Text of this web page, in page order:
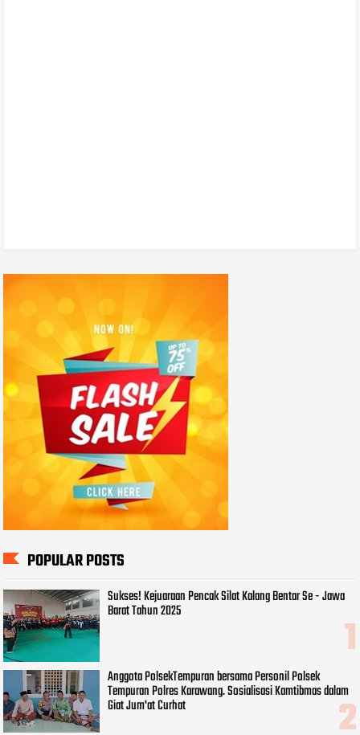
POPULAR POSTS
Sukses! Kejuaraan Pencak Silat Kalang Bentar Se - Jawa
Barat Tahun 2025
Anggota PolsekTempuran bersama Personil Polsek
Tempuran Polres Karawang. Sosialisasi Kamtibmas dalam
Giat Jum'at Curhat